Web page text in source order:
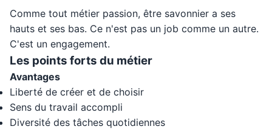
Comme tout métier passion, être savonnier a ses
hauts et ses bas. Ce n'est pas un job comme un autre.
C'est un engagement.
Les points forts du métier
Avantages
Liberté de créer et de choisir
Sens du travail accompli
Diversité des tâches quotidiennes